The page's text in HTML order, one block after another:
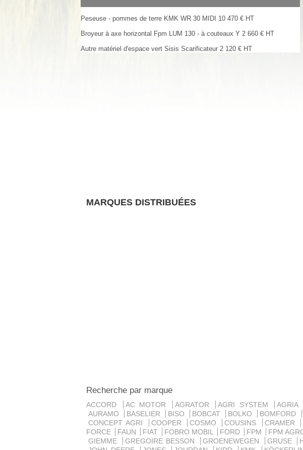
Peseuse - pommes de terre KMK WR 30 MIDI 10 470 € HT
Broyeur à axe horizontal Fpm LUM 130 - à couteaux Y 2 660 € HT
Autre matériel d'espace vert Sisis Scarificateur 2 120 € HT
MARQUES DISTRIBUÉES
Recherche par marque
ACCORD AC MOTOR AGRATOR AGRI SYSTEM AGRIA
AURAMO
BASELIER BISO BOBCAT BOLKO BOMFORD
CONCEPT AGRI
COOPER COSMO COUSINS CRAMER
FORCE
FAUN FIAT FOBRO MOBIL FORD FPM FPM
GIEMME
GREGOIRE BESSON GROENEWEGEN GRUSE